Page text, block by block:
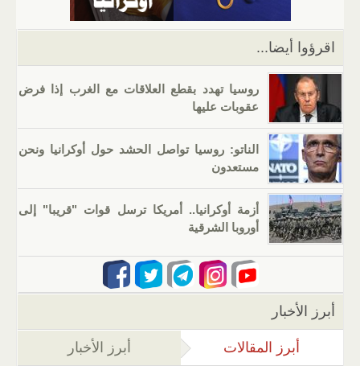
k
p
اقرؤوا أيضا...
روسيا تهدد بقطع العلاقات مع الغرب إذا فرض
عقوبات عليها
الناتو: روسيا تواصل الحشد حول أوكرانيا ونحن
مستعدون
أزمة أوكرانيا.. أمريكا ترسل قوات "قريبا" إلى
أوروبا الشرقية
أبرز الأخبار
أبرز المقالات (علامة التبويب النشطة)
أبرز الأخبار